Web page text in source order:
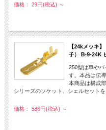
価格： 29円(税込) ～
【24kメッキ
子） B-9-24K
250型は車や
す。本品は伝
本商品は構成
シリーズのソケット、シェルセットを
価格： 586円(税込) ～